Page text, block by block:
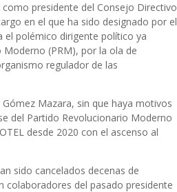
presidente del Consejo Directivo
en el que ha sido designado por el
el polémico dirigente político ya
(PRM), por la ola de
regulador de las
Mazara, sin que haya motivos
del Partido Revolucionario Moderno
desde 2020 con el ascenso al
sido cancelados decenas de
colaboradores del pasado presidente